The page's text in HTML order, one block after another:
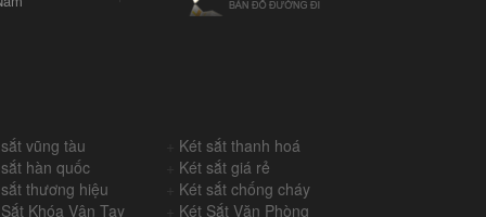
vũng tàu
Két sắt thanh hoá
hàn quốc
Két sắt giá rẻ
thương hiệu
Két sắt chống cháy
Khóa Vân Tay Két Sắt Văn Phòng